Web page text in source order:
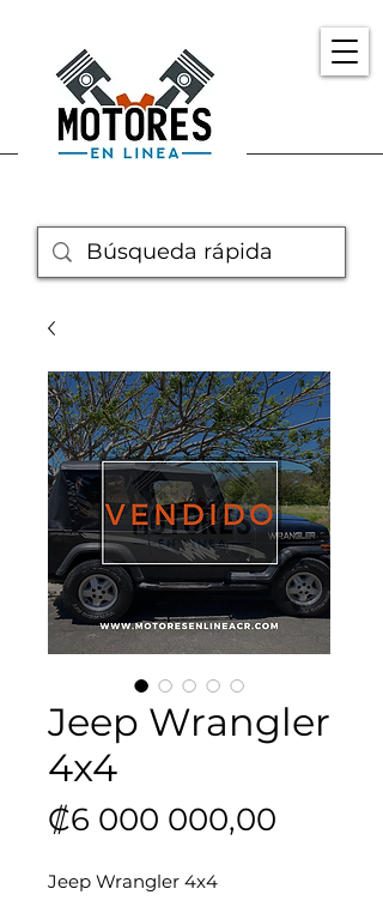
Jeep Wrangler
4x4
₡6 000 000,00
Jeep Wrangler 4x4